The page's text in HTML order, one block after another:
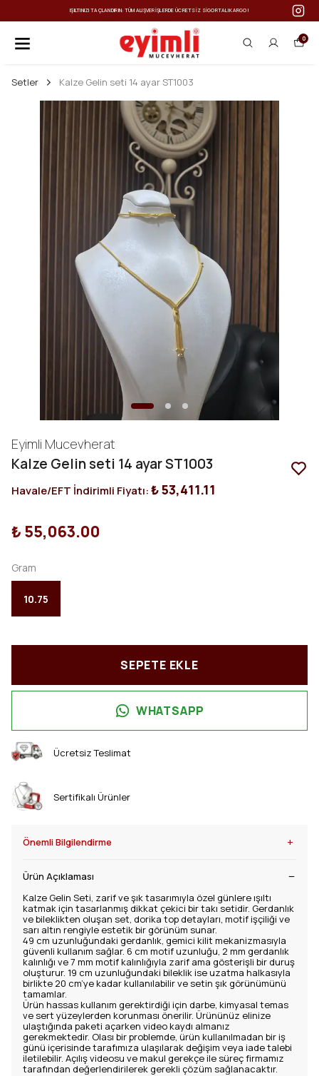
IŞILTINIZI TAÇLANDIRIN: TÜM ALIŞVERIŞLERDE ÜCRETSIZ SIGORTALI KARGO!
0
Setler Kalze Gelin seti 14 ayar ST1003
Eyimli Mucevherat
Kalze Gelin seti 14 ayar ST1003
Havale/EFT İndirimli Fiyatı:₺ 53,411.11
₺ 55,063.00
Gram
10.75
SEPETE EKLE
WHATSAPP
Ücretsiz Teslimat
Sertifikalı Ürünler
Önemli Bilgilendirme +
Ürün Açıklaması
Kalze Gelin Seti, zarif ve şık tasarımıyla özel günlere ışıltı
katmak için tasarlanmış dikkat çekici bir takı setidir. Gerdanlık
ve bileklikten oluşan set, dorika top detayları, motif işçiliği ve
sarı altın rengiyle estetik bir görünüm sunar.
49 cm uzunluğundaki gerdanlık, gemici kilit mekanizmasıyla
güvenli kullanım sağlar. 6 cm motif uzunluğu, 2 mm gerdanlık
kalınlığı ve 7 mm motif kalınlığıyla zarif ama gösterişli bir duruş
oluşturur. 19 cm uzunluğundaki bileklik ise uzatma halkasıyla
birlikte 20 cm’ye kadar kullanılabilir ve setin şık görünümünü
tamamlar.
Ürün hassas kullanım gerektirdiği için darbe, kimyasal temas
ve sert yüzeylerden korunması önerilir. Ürününüz elinize
ulaştığında paketi açarken video kaydı almanız
gerekmektedir. Olası bir problemde, ürün kullanılmadan bir iş
günü içerisinde tarafımıza ulaşılarak değişim veya iade talebi
iletilebilir. Açılış videosu ve makul gerekçe ile süreç firmamız
tarafından değerlendirilerek gerekli çözüm sağlanacaktır.